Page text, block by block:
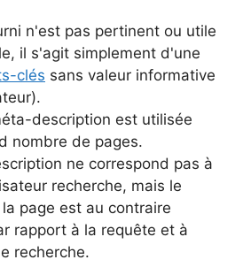
n'est pas pertinent ou utile
il s'agit simplement d'une
clés sans valeur informative
description est utilisée
nombre de pages.
ne correspond pas à
recherche, mais le
page est au contraire
rapport à la requête et à
recherche.